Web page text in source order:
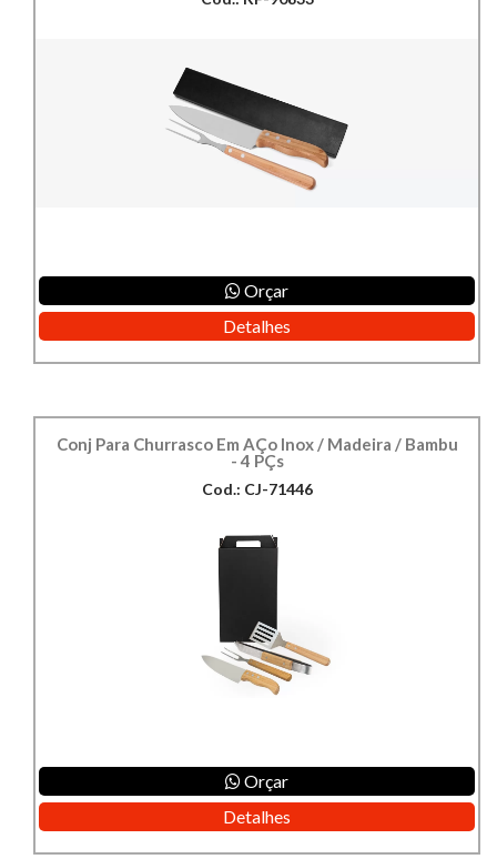
Orçar
Detalhes
Conj Para Churrasco Em AÇo Inox / Madeira / Bambu
- 4 PÇs
Cod.: CJ-71446
Orçar
Detalhes